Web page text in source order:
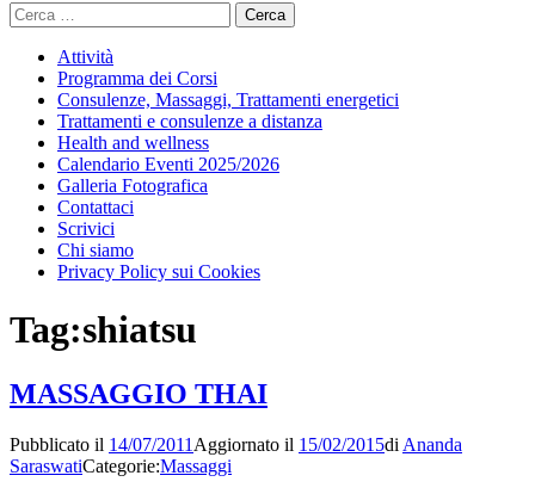
Ricerca
per:
Attività
Programma dei Corsi
Consulenze, Massaggi, Trattamenti energetici
Trattamenti e consulenze a distanza
Health and wellness
Calendario Eventi 2025/2026
Galleria Fotografica
Contattaci
Scrivici
Chi siamo
Privacy Policy sui Cookies
Tag:shiatsu
MASSAGGIO THAI
Pubblicato il 14/07/2011 Aggiornato il 15/02/2015di Ananda
SaraswatiCategorie:Massaggi